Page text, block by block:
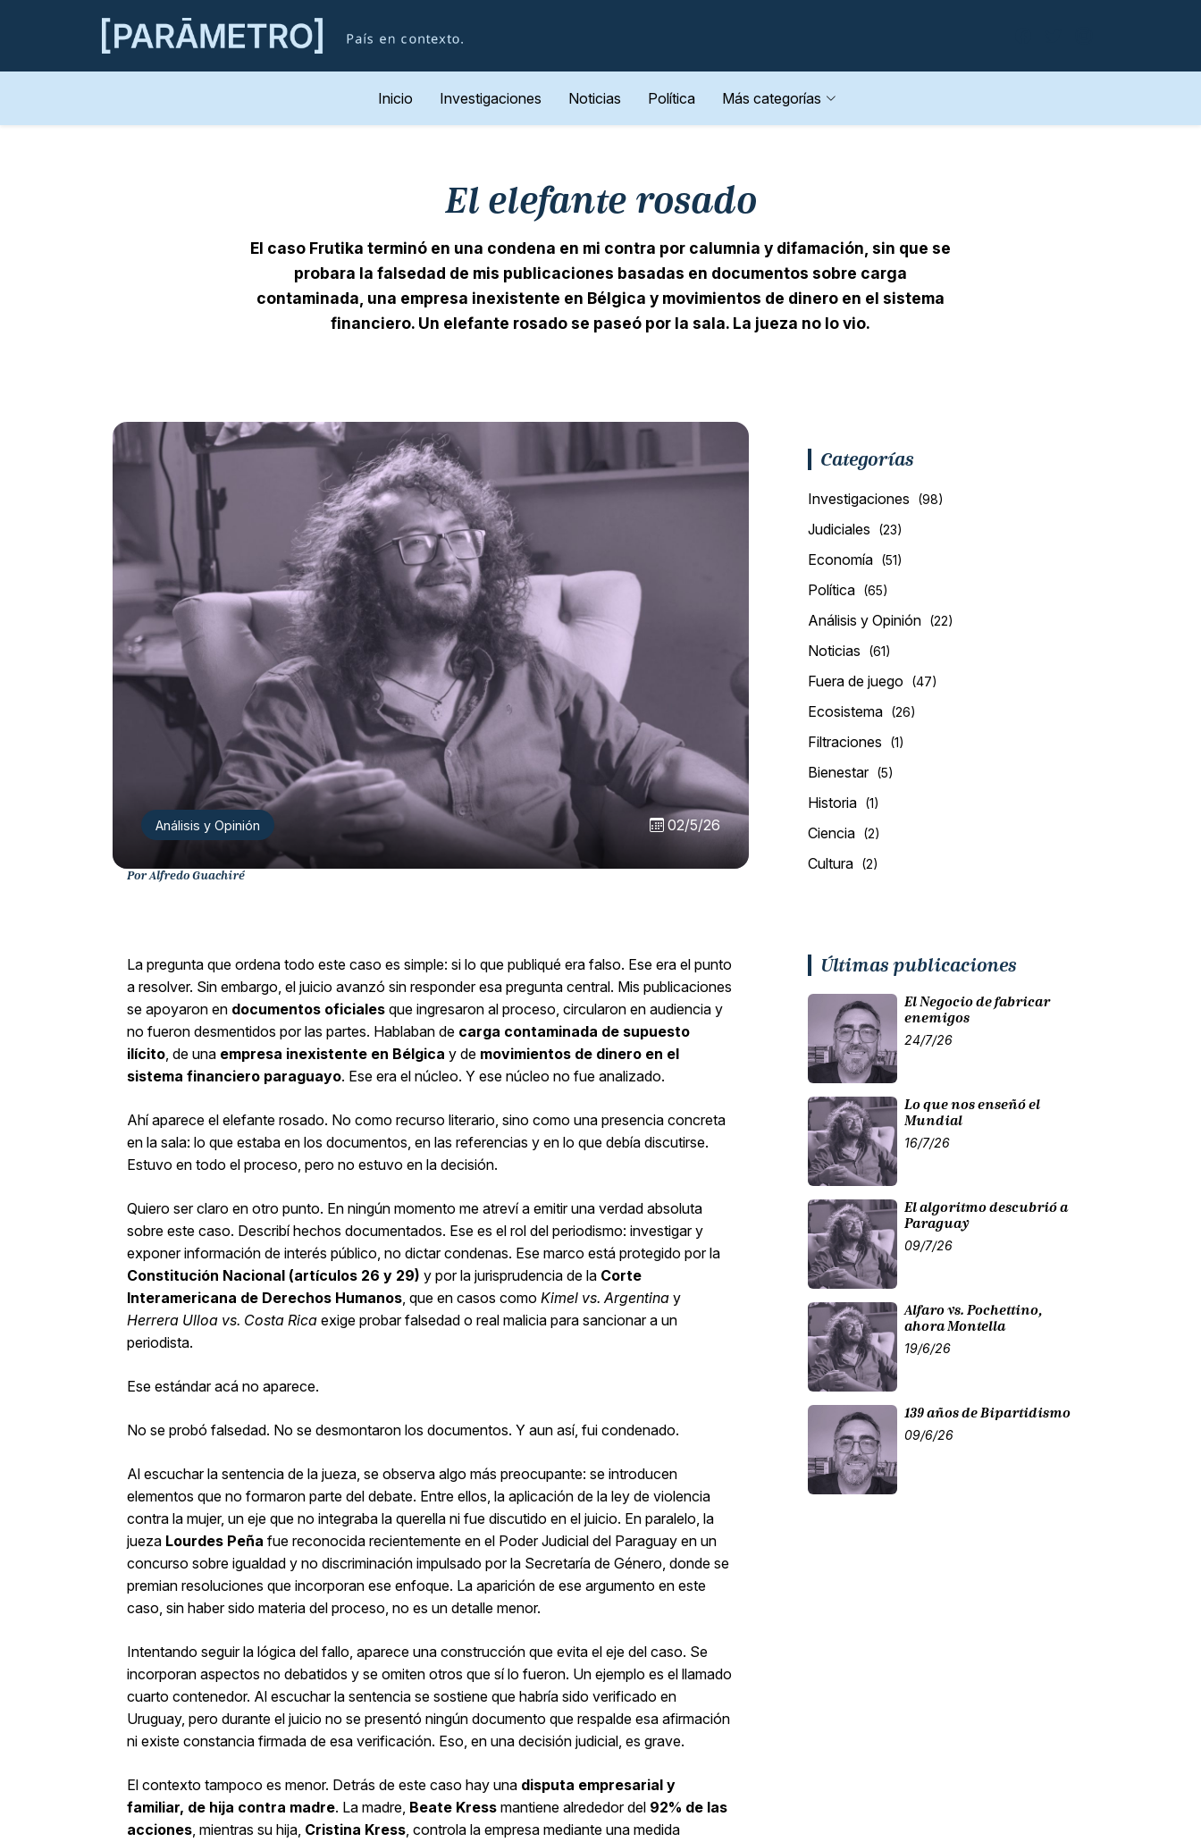
Inicio Investigaciones Noticias Política Más categorías
El elefante rosado
El caso Frutika terminó en una condena en mi contra por calumnia y difamación, sin que se
probara la falsedad de mis publicaciones basadas en documentos sobre carga
contaminada, una empresa inexistente en Bélgica y movimientos de dinero en el sistema
financiero. Un elefante rosado se paseó por la sala. La jueza no lo vio.
Análisis y Opinión 02/5/26
Por Alfredo Guachiré
La pregunta que ordena todo este caso es simple: si lo que publiqué era falso. Ese era el punto
a resolver. Sin embargo, el juicio avanzó sin responder esa pregunta central. Mis publicaciones
se apoyaron en documentos oficiales que ingresaron al proceso, circularon en audiencia y
no fueron desmentidos por las partes. Hablaban de carga contaminada de supuesto
ilícito, de una empresa inexistente en Bélgica y de movimientos de dinero en el
sistema financiero paraguayo. Ese era el núcleo. Y ese núcleo no fue analizado.
Ahí aparece el elefante rosado. No como recurso literario, sino como una presencia concreta
en la sala: lo que estaba en los documentos, en las referencias y en lo que debía discutirse.
Estuvo en todo el proceso, pero no estuvo en la decisión.
Quiero ser claro en otro punto. En ningún momento me atreví a emitir una verdad absoluta
sobre este caso. Describí hechos documentados. Ese es el rol del periodismo: investigar y
exponer información de interés público, no dictar condenas. Ese marco está protegido por la
Constitución Nacional (artículos 26 y 29) y por la jurisprudencia de la Corte
Interamericana de Derechos Humanos, que en casos como Kimel vs. Argentina y
Herrera Ulloa vs. Costa Rica exige probar falsedad o real malicia para sancionar a un
periodista.
Ese estándar acá no aparece.
No se probó falsedad. No se desmontaron los documentos. Y aun así, fui condenado.
Al escuchar la sentencia de la jueza, se observa algo más preocupante: se introducen
elementos que no formaron parte del debate. Entre ellos, la aplicación de la ley de violencia
contra la mujer, un eje que no integraba la querella ni fue discutido en el juicio. En paralelo, la
jueza Lourdes Peña fue reconocida recientemente en el Poder Judicial del Paraguay en un
concurso sobre igualdad y no discriminación impulsado por la Secretaría de Género, donde se
premian resoluciones que incorporan ese enfoque. La aparición de ese argumento en este
caso, sin haber sido materia del proceso, no es un detalle menor.
Intentando seguir la lógica del fallo, aparece una construcción que evita el eje del caso. Se
incorporan aspectos no debatidos y se omiten otros que sí lo fueron. Un ejemplo es el llamado
cuarto contenedor. Al escuchar la sentencia se sostiene que habría sido verificado en
Uruguay, pero durante el juicio no se presentó ningún documento que respalde esa afirmación
ni existe constancia firmada de esa verificación. Eso, en una decisión judicial, es grave.
El contexto tampoco es menor. Detrás de este caso hay una disputa empresarial y
familiar, de hija contra madre. La madre, Beate Kress mantiene alrededor del 92% de las
acciones, mientras su hija, Cristina Kress, controla la empresa mediante una medida
Categorías
Investigaciones (98)
Judiciales (23)
Economía (51)
Política (65)
Análisis y Opinión (22)
Noticias (61)
Fuera de juego (47)
Ecosistema (26)
Filtraciones (1)
Bienestar (5)
Historia (1)
Ciencia (2)
Cultura (2)
Últimas publicaciones
El Negocio de fabricar
enemigos
24/7/26
Lo que nos enseñó el
Mundial
16/7/26
El algoritmo descubrió a
Paraguay
09/7/26
Alfaro vs. Pochettino,
ahora Montella
19/6/26
139 años de Bipartidismo
09/6/26